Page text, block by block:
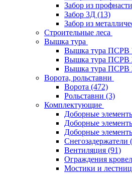
Забор из
Забор 3Д (13)
Забор из
Строительные леса
Вышка тура
Вышка тура ПСРВ
Вышка тура ПСРВ
Вышка тура ПСРВ
Ворота, рольставни
Ворота (472)
Рольставни (3)
Комплектующие
Доборные
Доборные
Доборные
Снегозадержатели
Вентиляция (91)
Ограждения
Мостики и